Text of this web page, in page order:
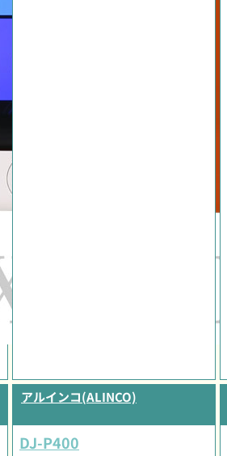
アルインコ(ALINCO)
DJ-P400